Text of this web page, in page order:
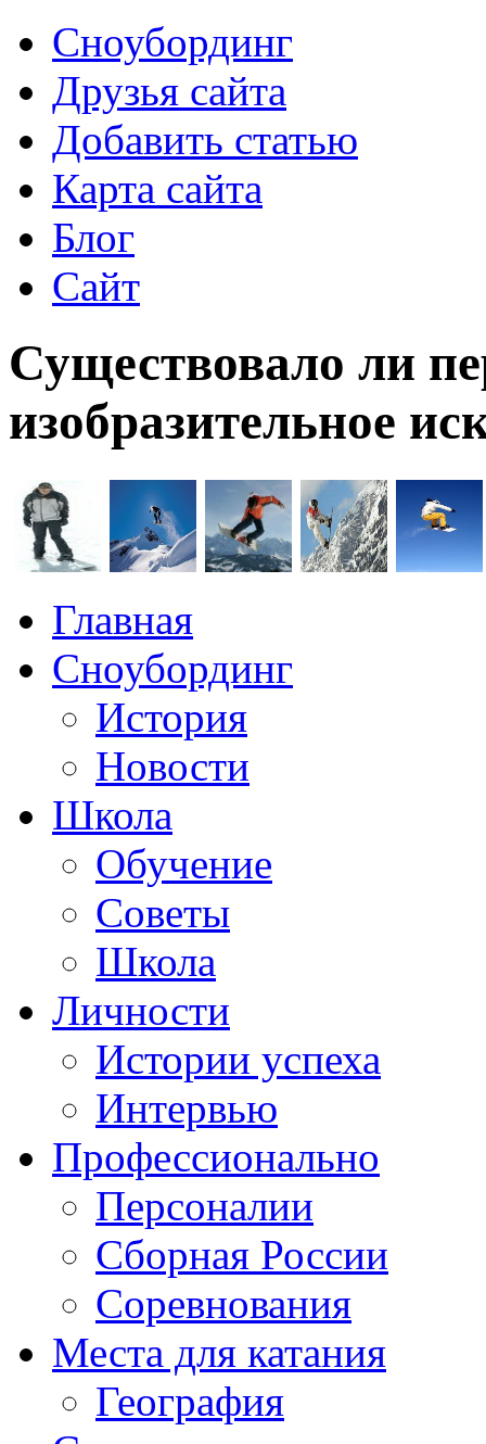
Сноубординг
Друзья сайта
Добавить статью
Карта сайта
Блог
Сайт
Существовало ли
изобразительное
Главная
Сноубординг
История
Новости
Школа
Обучение
Советы
Школа
Личности
Истории успеха
Интервью
Профессионально
Персоналии
Сборная России
Соревнования
Места для катания
География